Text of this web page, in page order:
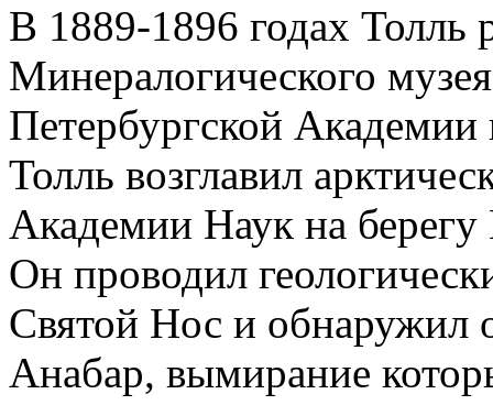
В 1889-1896 годах Толль
Минералогического
Петербургской
Толль возглавил
Академии Наук на
Он проводил
Святой Нос и обнаружил
Анабар, вымирание